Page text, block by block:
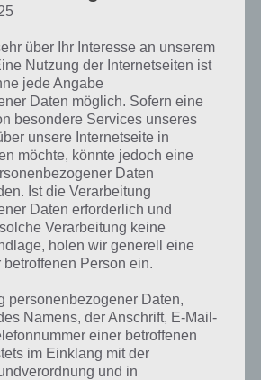
Karte zu sehen und ihr könnt nur eine Karte
man eine verdeckte Karte aus dem Stapel
dabei immer umfangreicher.
durch Highscore
Um das nächste Level in Pyramid
Solitaire Saga zu erreichen, müsst ihr
mindestens 1 Stern erreichen. Um
das Level vorzeitig zu beenden sind
alle goldenen Karten abzuräumen.
Umso besser man die Karten in
Reihe abräumt ohne eine neue
Karte zu holen, desto mehr Punkte
erhaltet ihr.
Wenn man ein Level absolut nicht
über Ihr Interesse an unserem
Nutzung der Internetseiten ist
jede Angabe
Daten möglich. Sofern eine
besondere Services unseres
unsere Internetseite in
möchte, könnte jedoch eine
Daten
Ist die Verarbeitung
Daten erforderlich und
Verarbeitung keine
holen wir generell eine
Person ein.
personenbezogener Daten,
Namens, der Anschrift, E-Mail-
einer betroffenen
im Einklang mit der
und in